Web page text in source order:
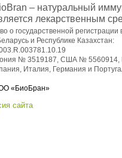
– натуральный
лекарственным
о государственной
и Республике Казахстан:
№ 3519187, США № 5560914,
Италия, Германия и
«БиоБран»
сайта